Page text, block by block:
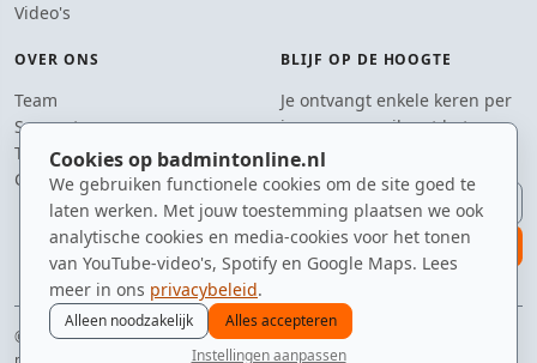
Cookies op badmintonline.nl
We gebruiken functionele cookies om de site goed te
laten werken. Met jouw toestemming plaatsen we ook
analytische cookies en media-cookies voor het tonen
van YouTube-video's, Spotify en Google Maps. Lees
meer in ons privacybeleid.
Alleen noodzakelijk
Alles accepteren
Instellingen aanpassen
Video's
OVER ONS
Team
Supporters
Tip de redactie
Contact
BLIJF OP DE HOOGTE
Je ontvangt enkele keren per
jaar een e-mail met het
laatste badmintonnieuws.
E-mailadres
aanmelden
© 2010–2026 badmintonline.nl · geobsedeerd door de perfecte service (net